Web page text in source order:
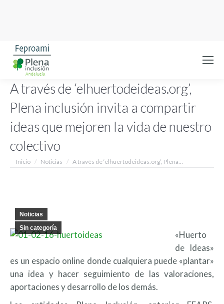
A través de ‘elhuertodeideas.org’,
Plena inclusión invita a compartir
ideas que mejoren la vida de nuestro
colectivo
Estás aquí:
Inicio Noticias A través de ‘elhuertodeideas.org’, Plena…
Noticias
Sin categoría
«Huerto
de Ideas»
es un espacio online donde cualquiera puede «plantar»
una idea y hacer seguimiento de las valoraciones,
aportaciones y desarrollo de los demás.